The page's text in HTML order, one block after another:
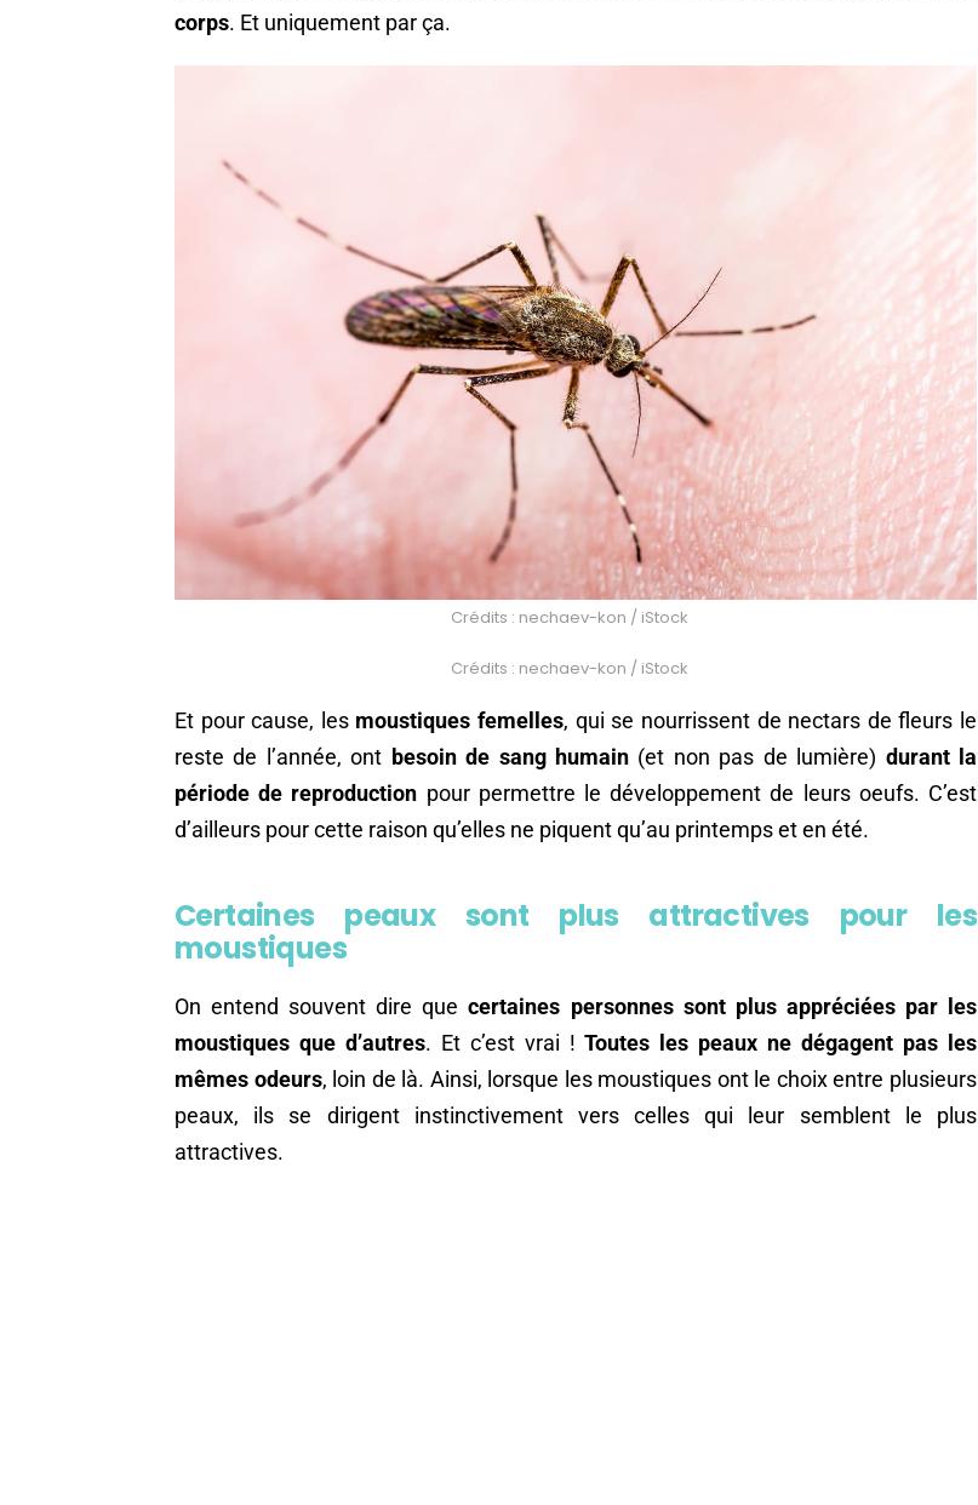
corps. Et uniquement par ça.
Crédits : nechaev-kon / iStock
Crédits : nechaev-kon / iStock
Et pour cause, les moustiques femelles, qui se nourrissent de nectars de fleurs le
reste de l’année, ont besoin de sang humain (et non pas de lumière) durant la
période de reproduction pour permettre le développement de leurs oeufs. C’est
d’ailleurs pour cette raison qu’elles ne piquent qu’au printemps et en été.
Certaines peaux sont plus attractives pour les
moustiques
On entend souvent dire quecertaines personnes sont plus appréciées par les
moustiques que d’autres. Et c’est vrai !Toutes les peaux ne dégagent pas les
mêmes odeurs, loin de là. Ainsi, lorsque les moustiques ont le choix entre plusieurs
peaux, ils se dirigent instinctivement vers celles qui leur semblent le plus
attractives.